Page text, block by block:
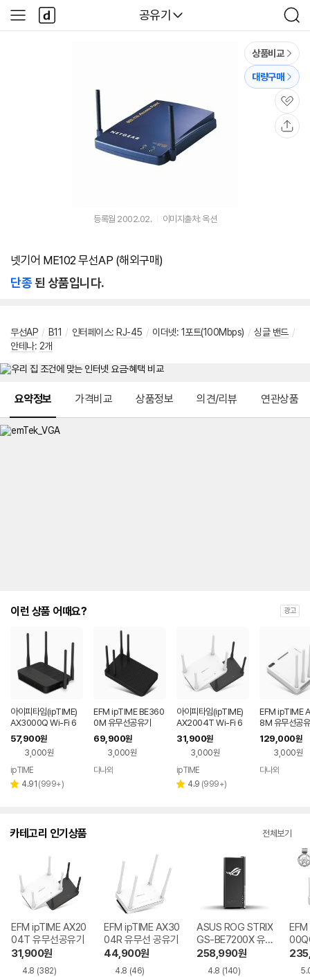
다나와
공유기
검
색
사
이
다
나
와
상품비교
대량구매
관
심
등록월 2002.02. 이미지출처: 옥션
넷기어 ME102 무선AP (해외구매)
단종된 상품입니다.
무선AP / B11 / 인터페이스: RJ-45 / 이더넷: 1포트(100Mbps) / 싱글 밴드 /
안테나: 2개
요약정보 가격비교 상품정보 의견/리뷰 연관상품
이런 상품 어때요? 광고
아이피타임(ipTIME)
AX3000Q Wi-Fi 6
기가비트 무선 와이파
이 공유기
57,900원
3,000원
ipTIME
별 4.91 리
(999+)
EFM ipTIME BE360
0M 유무선공유기
69,900원
3,000원
다나와
아이피타임(ipTIME)
AX2004T Wi-Fi 6
무선 와이파이 공유기
31,900원
3,000원
ipTIME
별 4.9 리
(999+)
EFM ipTIME
8M 유무선공
129,000원
3,000원
다나와
카테고리 인기상품 전체보기
EFM ipTIME AX20
04T 유무선공유기
31,900원
4.8 (382)
EFM ipTIME AX30
04R 유무선 공유기
44,900원
4.8 (46)
ASUS ROG STRIX
GS-BE7200X 유
무선공유기 대원씨
티에스
258,990원
4.8 (140)
유기